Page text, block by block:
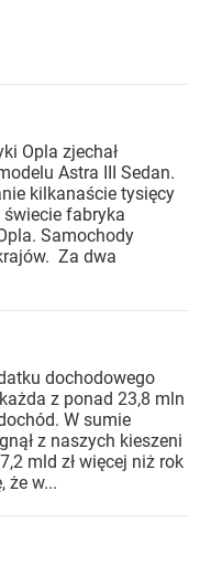
Opla zjechał
Astra III Sedan.
kilkanaście tysięcy
fabryka
Samochody
Za dwa
dochodowego
z ponad 23,8 mln
W sumie
z naszych kieszeni
mld zł więcej niż rok
że w...